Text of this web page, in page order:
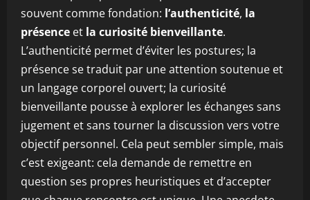
souvent comme fondation: l’authenticité, la
présence et la curiosité bienveillante.
L’authenticité permet d’éviter les postures; la
présence se traduit par une attention soutenue et
un langage corporel ouvert; la curiosité
bienveillante pousse à explorer les échanges sans
jugement et sans tourner la discussion vers votre
objectif personnel. Cela peut sembler simple, mais
c’est exigeant: cela demande de remettre en
question ses propres heuristiques et d’accepter